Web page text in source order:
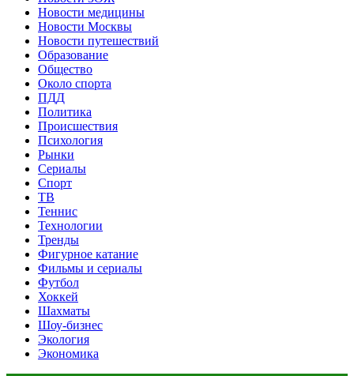
Новости медицины
Новости Москвы
Новости путешествий
Образование
Общество
Около спорта
ПДД
Политика
Происшествия
Психология
Рынки
Сериалы
Спорт
ТВ
Теннис
Технологии
Тренды
Фигурное катание
Фильмы и сериалы
Футбол
Хоккей
Шахматы
Шоу-бизнес
Экология
Экономика